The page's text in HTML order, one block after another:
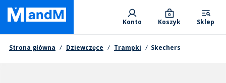
Skip
main
content
Primary departments
Konto Koszyk
0
Sklep
Nawigacja okruszkowa
Strona główna Dziewczęce Trampki Skechers